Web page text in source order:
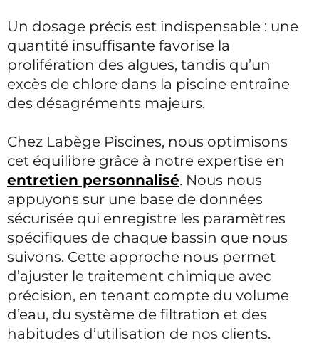
Un dosage précis est indispensable : une
quantité insuffisante favorise la
prolifération des algues, tandis qu’un
excès de chlore dans la piscine entraîne
des désagréments majeurs.
Chez Labège Piscines, nous optimisons
cet équilibre grâce à notre expertise en
entretien personnalisé. Nous nous
appuyons sur une base de données
sécurisée qui enregistre les paramètres
spécifiques de chaque bassin que nous
suivons. Cette approche nous permet
d’ajuster le traitement chimique avec
précision, en tenant compte du volume
d’eau, du système de filtration et des
habitudes d’utilisation de nos clients.